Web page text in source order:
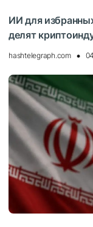
ИИ для
делят
hashtelegraph.com